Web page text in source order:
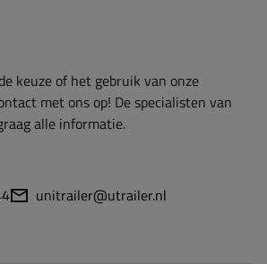
keuze of het gebruik van onze
met ons op! De specialisten van
alle informatie.
unitrailer@utrailer.nl